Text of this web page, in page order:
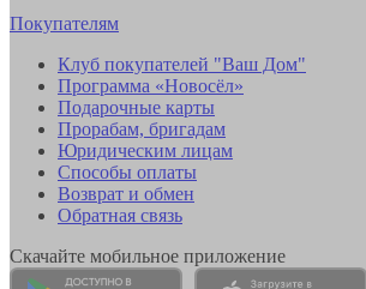
Покупателям
Клуб покупателей "Ваш Дом"
Программа «Новосёл»
Подарочные карты
Прорабам, бригадам
Юридическим лицам
Способы оплаты
Возврат и обмен
Обратная связь
Скачайте мобильное приложение